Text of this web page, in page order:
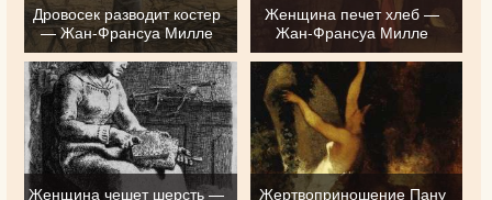
Дровосек разводит костер
— Жан-Франсуа Милле
Женщина печет хлеб —
Жан-Франсуа Милле
Женщина чешет шерсть —
Жертвоприношение Пану